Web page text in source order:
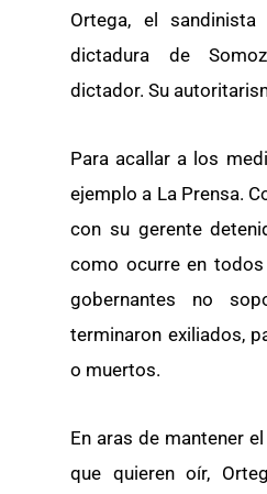
Ortega, el
dictadura de
dictador. Su
Para acallar a los
ejemplo a La Prensa.
con su gerente
como ocurre en
gobernantes no
terminaron exiliados,
o muertos.
En aras de mantener
que quieren oír,